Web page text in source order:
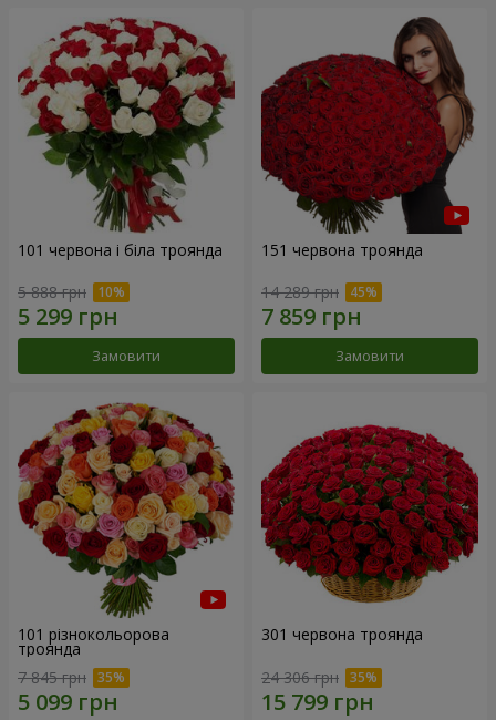
101 червона і біла троянда
5 888 грн
Замовити
151 червона троянда
14 289 грн
Замовити
101 різнокольорова
троянда
7 845 грн
301 червона троянда
24 306 грн